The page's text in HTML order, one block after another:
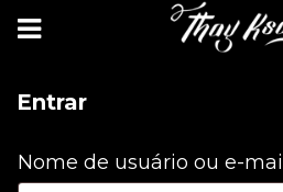
Entrar
Nome de usuário ou e-mail